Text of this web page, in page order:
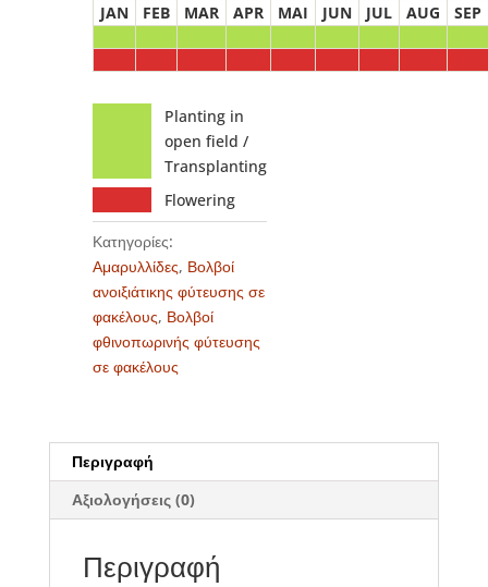
JAN
FEB MAR APR MAI JUN JUL AUG SEP
Planting in
open field /
Transplanting
Flowering
Κατηγορίες:
Αμαρυλλίδες, Βολβοί
ανοιξιάτικης φύτευσης σε
φακέλους, Βολβοί
φθινοπωρινής φύτευσης
σε φακέλους
Περιγραφή
Αξιολογήσεις (0)
Περιγραφή